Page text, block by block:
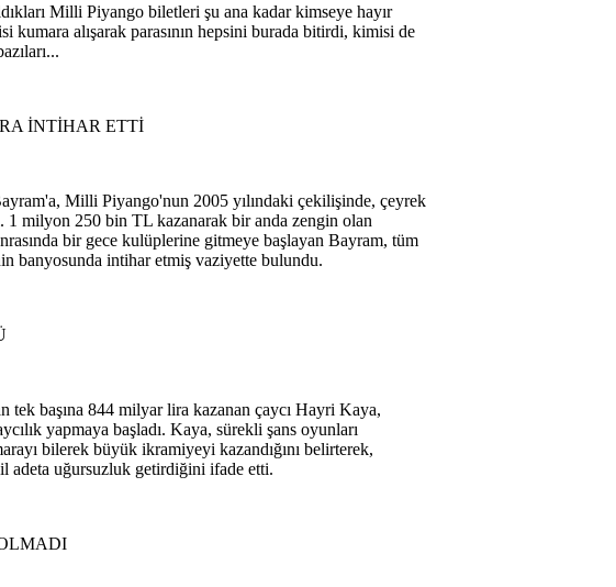
Milli Piyango biletleri şu ana kadar kimseye hayır
kumara alışarak parasının hepsini burada bitirdi, kimisi de
İNTİHAR ETTİ
Milli Piyango'nun 2005 yılındaki çekilişinde, çeyrek
milyon 250 bin TL kazanarak bir anda zengin olan
bir gece kulüplerine gitmeye başlayan Bayram, tüm
banyosunda intihar etmiş vaziyette bulundu.
tek başına 844 milyar lira kazanan çaycı Hayri Kaya,
yapmaya başladı. Kaya, sürekli şans oyunları
bilerek büyük ikramiyeyi kazandığını belirterek,
adeta uğursuzluk getirdiğini ifade etti.